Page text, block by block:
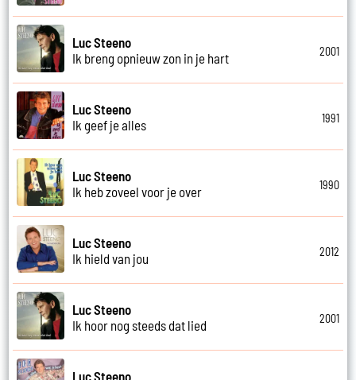
Luc Steeno
Ik breng opnieuw zon in je hart
2001
Luc Steeno
Ik geef je alles
1991
Luc Steeno
Ik heb zoveel voor je over
1990
Luc Steeno
Ik hield van jou
2012
Luc Steeno
Ik hoor nog steeds dat lied
2001
Luc Steeno